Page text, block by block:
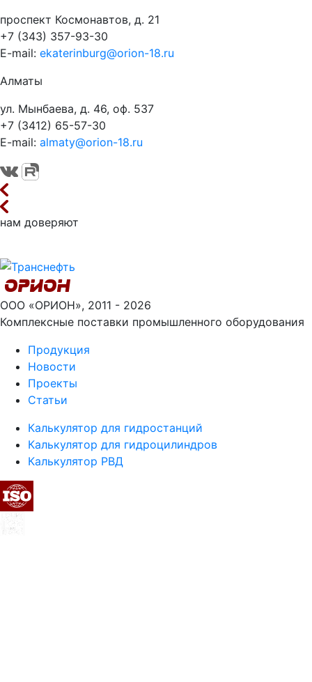
проспект Космонавтов, д. 21
+7 (343) 357-93-30
E-mail: ekaterinburg@orion-18.ru
Алматы
ул. Мынбаева, д. 46, оф. 537
+7 (3412) 65-57-30
E-mail: almaty@orion-18.ru
нам доверяют
ООО «ОРИОН», 2011 - 2026
Комплексные поставки промышленного оборудования
Продукция
Новости
Проекты
Статьи
Калькулятор для гидростанций
Калькулятор для гидроцилиндров
Калькулятор РВД